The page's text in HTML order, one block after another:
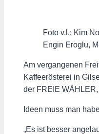
Foto v.l.: Kim
Engin Eroglu,
Am vergangenen
Kaffeerösterei in
der FREIE
Ideen muss man
„Es ist besser